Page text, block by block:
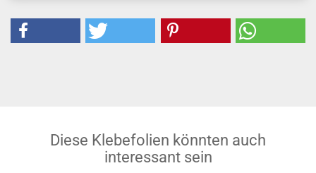
Diese Klebefolien könnten auch
interessant sein